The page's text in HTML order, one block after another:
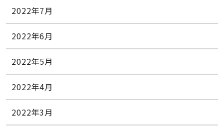
2022年7月
2022年6月
2022年5月
2022年4月
2022年3月